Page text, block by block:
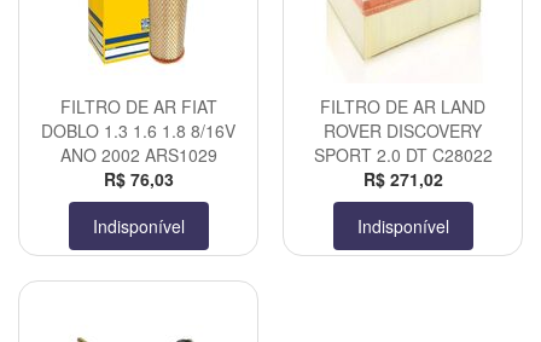
FILTRO DE AR FIAT
DOBLO 1.3 1.6 1.8 8/16V
ANO 2002 ARS1029
R$ 76,03
Indisponível
FILTRO DE AR LAND
ROVER DISCOVERY
SPORT 2.0 DT C28022
R$ 271,02
Indisponível